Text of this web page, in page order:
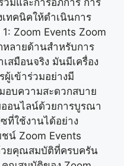
วมและการอภิการ การ
ทคนิคให้ดำเนินการ
Zoom Events Zoom
ลายด้านสำหรับการ
สมือนจริง มันมีเครื่อง
ผู้เข้าร่วมอย่างมี
อบความสะดวกสบาย
อนไลน์ด้วยการบูรณา
ที่ใช้งานได้อย่าง
น์ Zoom Events
วยคุณสมบัติที่ครบครัน